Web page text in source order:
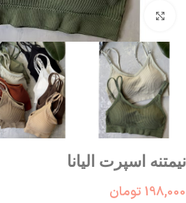
بزرگنمایی تصویر
نیمتنه اسپرت الیانا
198,000 تومان